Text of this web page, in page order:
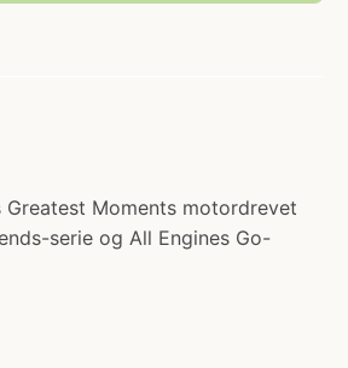
Greatest Moments motordrevet
serie og All Engines Go-